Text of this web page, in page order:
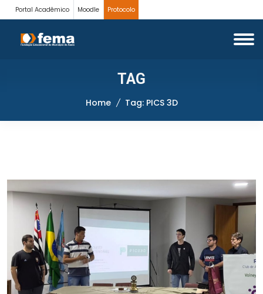
Portal Acadêmico Moodle Protocolo
TAG
Home Tag: PICS 3D